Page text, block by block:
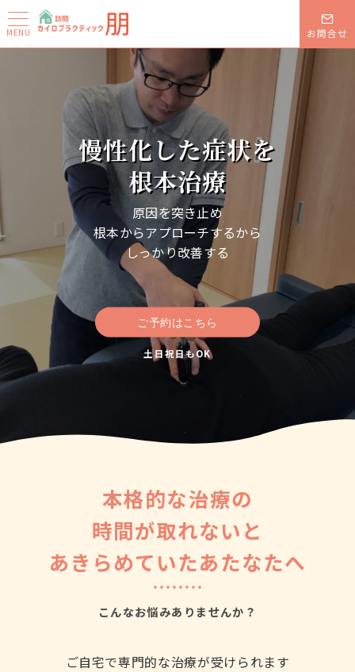
MENU お問合せ
専門的な
腰痛治療を
自宅で気軽に
医療機関での訪問リハビリ実績のある
理学療法士による
訪問カイロプラクティック
ご予約はこちら
土日祝日もOK
慢性化した症状を
根本治療
原因を突き止め
根本からアプローチするから
しっかり改善する
ご予約はこちら
土日祝日もOK
本格的な治療の
時間が取れないと
あきらめていたあたなたへ
こんなお悩みありませんか？
ご自宅で専門的な治療が受けられます